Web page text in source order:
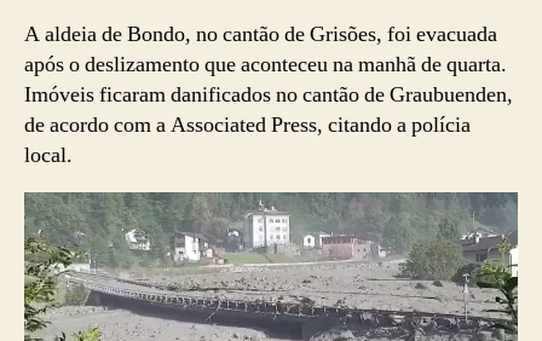
A aldeia de Bondo, no cantão de Grisões, foi evacuada
após o deslizamento que aconteceu na manhã de quarta.
Imóveis ficaram danificados no cantão de Graubuenden,
de acordo com a Associated Press, citando a polícia
local.